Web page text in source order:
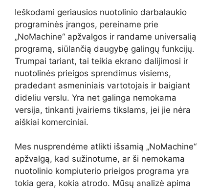
Ieškodami geriausios nuotolinio darbalaukio
programinės įrangos, pereiname prie
„NoMachine“ apžvalgos ir randame universalią
programą, siūlančią daugybę galingų funkcijų.
Trumpai tariant, tai teikia ekrano dalijimosi ir
nuotolinės prieigos sprendimus visiems,
pradedant asmeniniais vartotojais ir baigiant
dideliu verslu. Yra net galinga nemokama
versija, tinkanti įvairiems tikslams, jei jie nėra
aiškiai komerciniai.
Mes nusprendėme atlikti išsamią „NoMachine“
apžvalgą, kad sužinotume, ar ši nemokama
nuotolinio kompiuterio prieigos programa yra
tokia gera, kokia atrodo. Mūsų analizė apima